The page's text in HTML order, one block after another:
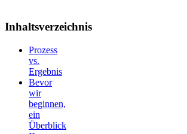
Inhaltsverzeichnis
Prozess
vs.
Ergebnis
Bevor
wir
beginnen,
ein
Überblick